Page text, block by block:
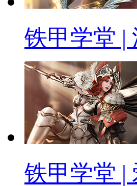
铁甲学堂 |
铁甲学堂 |